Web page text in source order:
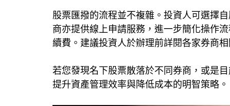
股票匯撥的流程並不複雜。投資人可選擇
商亦提供線上申請服務，進一步簡化操作
續費。建議投資人於辦理前詳閱各家券商
若您發現名下股票散落於不同券商，或是
提升資產管理效率與降低成本的明智策略。